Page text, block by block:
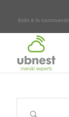
Aide à la